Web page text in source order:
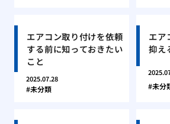
エアコン取り付けを依頼
する前に知っておきたい
こと
2025.07.28
未分類
エア
抑え
未分